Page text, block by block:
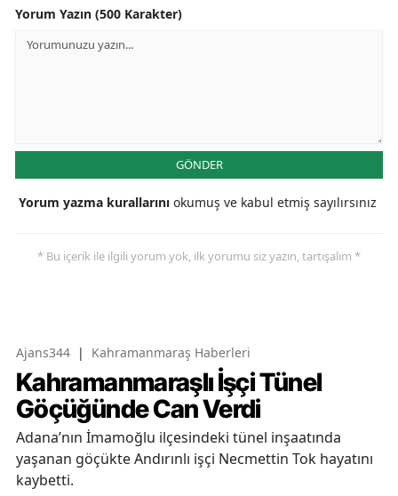
Yorum Yazın (500 Karakter)
GÖNDER
Yorum yazma kurallarını okumuş ve kabul etmiş sayılırsınız
* Bu içerik ile ilgili yorum yok, ilk yorumu siz yazın, tartışalım *
Ajans344 | Kahramanmaraş Haberleri
Kahramanmaraşlı İşçi Tünel
Göçüğünde Can Verdi
Adana’nın İmamoğlu ilçesindeki tünel inşaatında
yaşanan göçükte Andırınlı işçi Necmettin Tok hayatını
kaybetti.